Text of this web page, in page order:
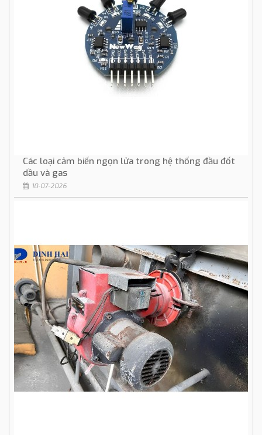
Các loại cảm biến ngọn lửa trong hệ thống đầu đốt
dầu và gas
10-07-2026